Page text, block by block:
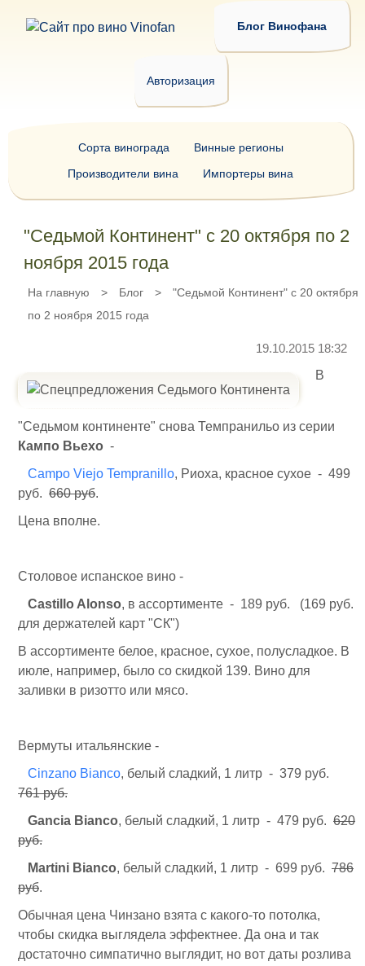
Блог Винофана
Авторизация
"Седьмой Континент" с 20 октября по 2
ноября 2015 года
На главную > Блог >
"Седьмой Континент" с 20 октября
по 2 ноября 2015 года
19.10.2015 18:32
В
"Седьмом континенте" снова Темпранильо из серии
Кампо Вьехо -
Campo Viejo Tempranillo, Риоха, красное сухое - 499
руб. 660 руб.
Цена вполне.
Столовое испанское вино -
Castillo Alonso, в ассортименте - 189 руб. (169 руб.
для держателей карт "СК")
В ассортименте белое, красное, сухое, полусладкое. В
июле, например, было со скидкой 139. Вино для
заливки в ризотто или мясо.
Вермуты итальянские -
Cinzano Bianco, белый сладкий, 1 литр - 379 руб.
761 руб.
Gancia Bianco, белый сладкий, 1 литр - 479 руб. 620
руб.
Martini Bianco, белый сладкий, 1 литр - 699 руб. 786
руб.
Обычная цена Чинзано взята с какого-то потолка,
чтобы скидка выглядела эффектнее. Да она и так
достаточно симпатично выглядит, но вот даты розлива
Сорта винограда
Винные регионы
Производители вина
Импортеры вина